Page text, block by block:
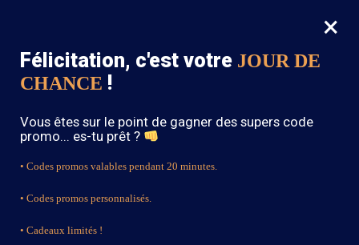
0
SOLDES : -15% sur toute la boutique avec le code « BOHEME15 »
black
FILTRES
2 résultats affichés
×
Félicitation, c'est votre JOUR DE
CHANCE !
Vous êtes sur le point de gagner des supers code
promo... es-tu prêt ?
• Codes promos valables pendant 20 minutes.
• Codes promos personnalisés.
• Cadeaux limités !